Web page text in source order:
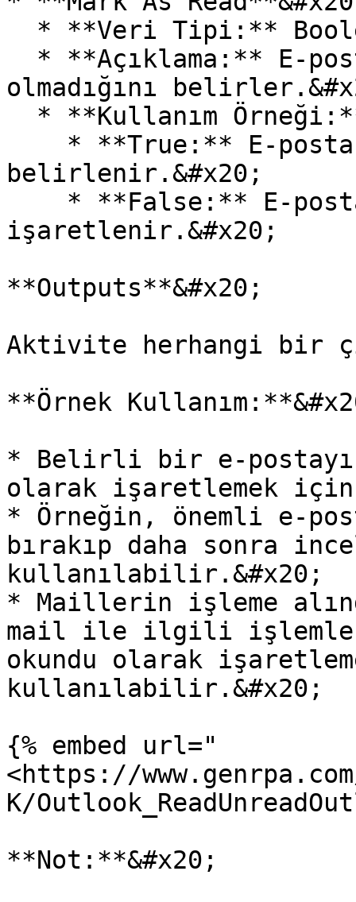
olmadığını
belirlenir.&#x20;
işaretlenir.&#x20;
**Outputs**&#x20;
Aktivite herhangi bir
**Örnek
* Belirli bir e-postayı
olarak işaretlemek
* Örneğin, önemli e-
bırakıp daha sonra
kullanılabilir.&#x20;
* Maillerin işleme
mail ile ilgili
okundu olarak
kullanılabilir.&#x20;
{% embed url="
<https://
K/
**Not:**&#x20;